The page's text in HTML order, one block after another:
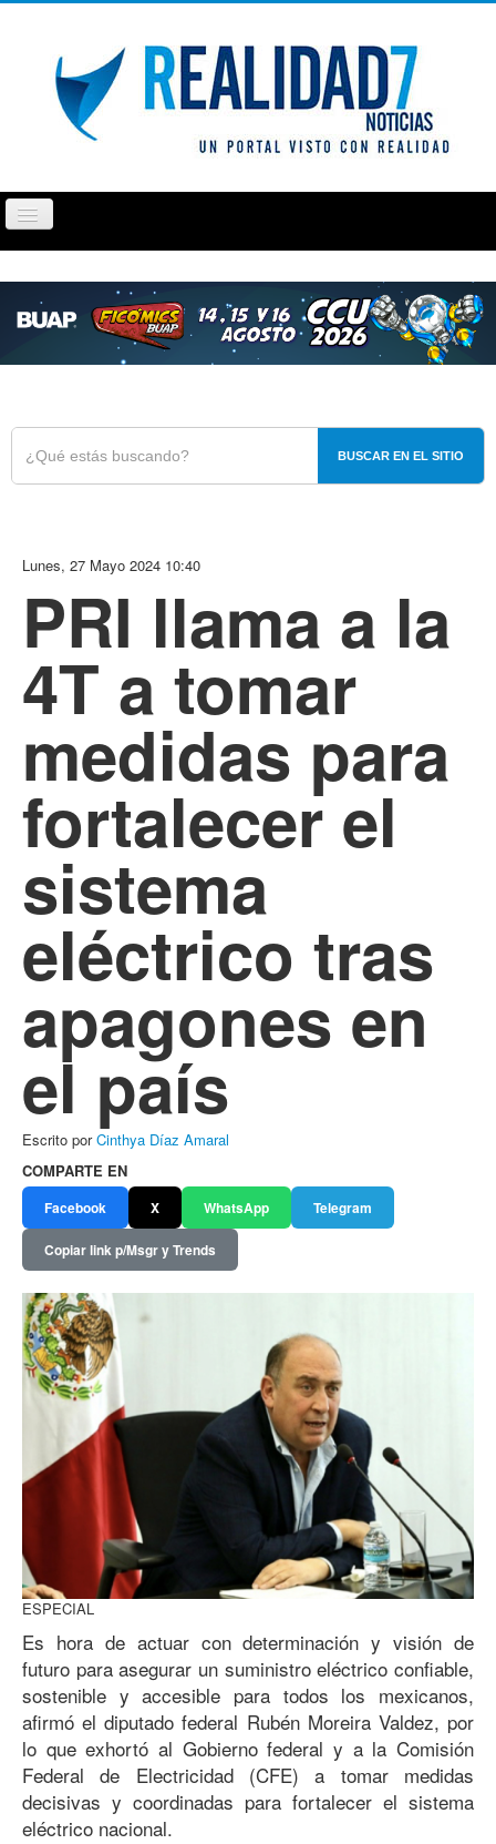
Cambiar
navegación
PUEBLA TLAXCALA OPINIÓN
BUSCAR EN EL SITIO
Lunes, 27 Mayo 2024 10:40
PRI llama a la
4T a tomar
medidas para
fortalecer el
sistema
eléctrico tras
apagones en
el país
Escrito porCinthya Díaz Amaral
COMPARTE EN
Facebook X WhatsApp Telegram
Copiar link p/Msgr y Trends
ESPECIAL
Es hora de actuar con determinación y visión de
futuro para asegurar un suministro eléctrico confiable,
sostenible y accesible para todos los mexicanos,
afirmó el diputado federal Rubén Moreira Valdez, por
lo que exhortó al Gobierno federal y a la Comisión
Federal de Electricidad (CFE) a tomar medidas
decisivas y coordinadas para fortalecer el sistema
eléctrico nacional.